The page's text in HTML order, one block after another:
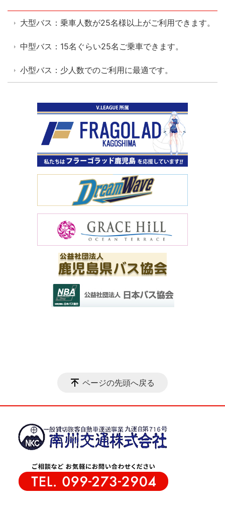
大型バス：乗車人数が25名様以上がご利用できます。
中型バス：15名ぐらい25名ご乗車できます。
小型バス：少人数でのご利用に最適です。
ページの先頭へ戻る